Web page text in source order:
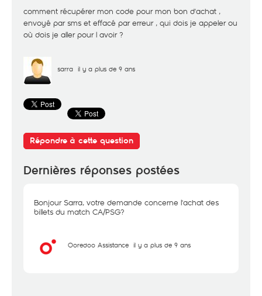
comment récupérer mon code pour mon bon d'achat ,
envoyé par sms et effacé par erreur , qui dois je appeler ou
où dois je aller pour l avoir ?
sarra il y a plus de 9 ans
Répondre à cette question
Dernières réponses postées
Bonjour Sarra, votre demande concerne l'achat des
billets du match CA/PSG?
Ooredoo Assistance il y a plus de 9 ans